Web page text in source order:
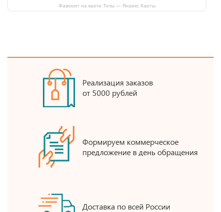
Фаворит на карте Тулы — Яндекс Карты
Реализация заказов
от 5000 рублей
Формируем коммерческое
предложение в день обращения
Доставка по всей России